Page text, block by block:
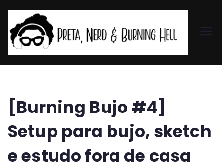
et
N
er
[Burning Bujo #4]
Setup para bujo, sketch
e estudo fora de casa